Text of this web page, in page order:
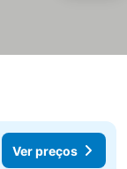
Ver preços